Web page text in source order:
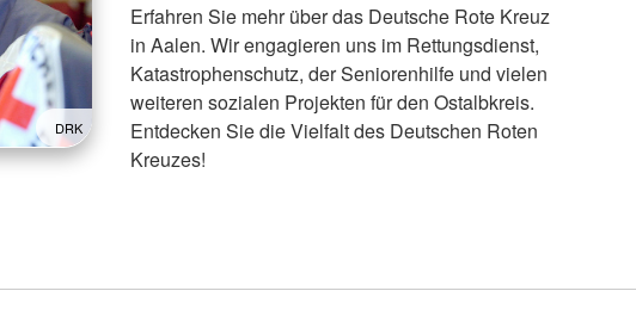
DRK
Erfahren Sie mehr über das Deutsche Rote Kreuz
in Aalen. Wir engagieren uns im Rettungsdienst,
Katastrophenschutz, der Seniorenhilfe und vielen
weiteren sozialen Projekten für den Ostalbkreis.
Entdecken Sie die Vielfalt des Deutschen Roten
Kreuzes!